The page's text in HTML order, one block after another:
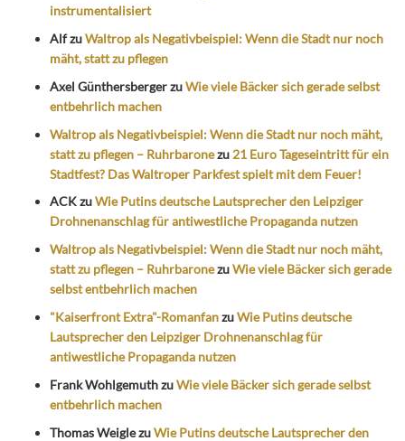
instrumentalisiert
AlfzuWaltrop als Negativbeispiel: Wenn die Stadt nur noch
mäht, statt zu pflegen
Axel GünthersbergerzuWie viele Bäcker sich gerade selbst
entbehrlich machen
Waltrop als Negativbeispiel: Wenn die Stadt nur noch mäht,
statt zu pflegen – Ruhrbaronezu 21 Euro Tageseintritt für ein
Stadtfest? Das Waltroper Parkfest spielt mit dem Feuer!
ACKzuWie Putins deutsche Lautsprecher den Leipziger
Drohnenanschlag für antiwestliche Propaganda nutzen
Waltrop als Negativbeispiel: Wenn die Stadt nur noch mäht,
statt zu pflegen – RuhrbaronezuWie viele Bäcker sich gerade
selbst entbehrlich machen
"Kaiserfront Extra"-RomanfanzuWie Putins deutsche
Lautsprecher den Leipziger Drohnenanschlag für
antiwestliche Propaganda nutzen
Frank WohlgemuthzuWie viele Bäcker sich gerade selbst
entbehrlich machen
Thomas WeiglezuWie Putins deutsche Lautsprecher den